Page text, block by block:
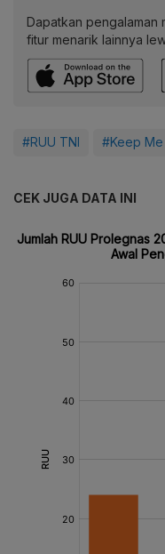
Dapatkan pengalaman
fitur menarik lainnya
#RUU TNI #Keep
CEK JUGA DATA INI